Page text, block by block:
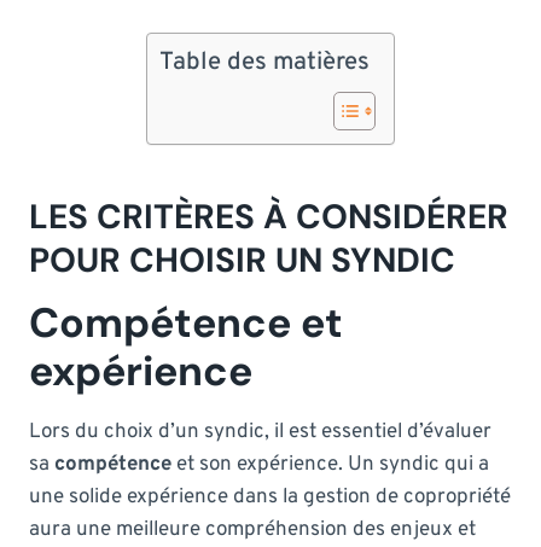
Table des matières
LES CRITÈRES À CONSIDÉRER
POUR CHOISIR UN SYNDIC
Compétence et
expérience
Lors du choix d’un syndic, il est essentiel d’évaluer
sa compétence et son expérience. Un syndic qui a
une solide expérience dans la gestion de copropriété
aura une meilleure compréhension des enjeux et